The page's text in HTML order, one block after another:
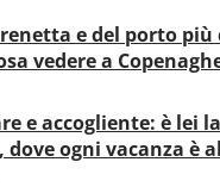
e del porto
vedere a
e accogliente: è lei
ogni vacanza è